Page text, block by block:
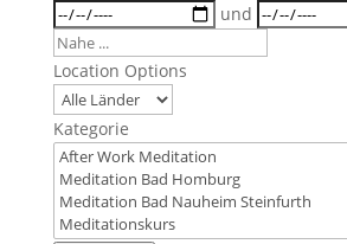
Daten
und
Nahe
...
Location Options
Land
Kategorie
Kategorie